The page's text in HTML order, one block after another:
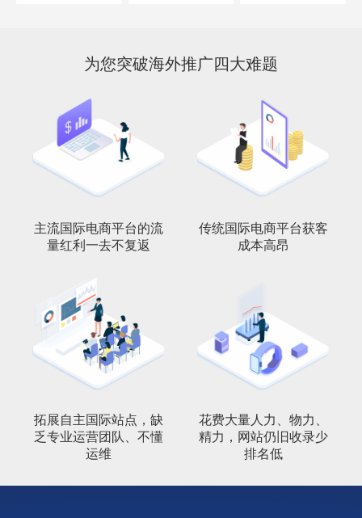
为您突破海外推广四大难题
主流国际电商平台的流
量红利一去不复返
传统国际电商平台获客
成本高昂
拓展自主国际站点，缺
乏专业运营团队、不懂
运维
花费大量人力、物力、
精力，网站仍旧收录少
排名低